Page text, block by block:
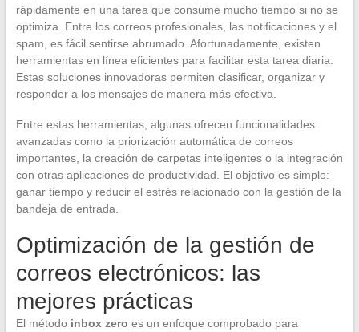
rápidamente en una tarea que consume mucho tiempo si no se
optimiza. Entre los correos profesionales, las notificaciones y el
spam, es fácil sentirse abrumado. Afortunadamente, existen
herramientas en línea eficientes para facilitar esta tarea diaria.
Estas soluciones innovadoras permiten clasificar, organizar y
responder a los mensajes de manera más efectiva.
Entre estas herramientas, algunas ofrecen funcionalidades
avanzadas como la priorización automática de correos
importantes, la creación de carpetas inteligentes o la integración
con otras aplicaciones de productividad. El objetivo es simple:
ganar tiempo y reducir el estrés relacionado con la gestión de la
bandeja de entrada.
Optimización de la gestión de
correos electrónicos: las
mejores prácticas
El método inbox zero es un enfoque comprobado para